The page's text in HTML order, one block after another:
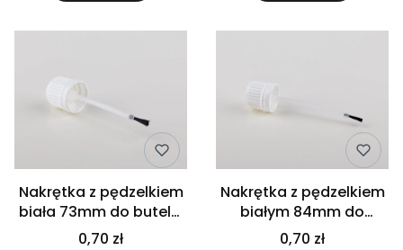
Nakrętka z pędzelkiem
biała 73mm do butelki
30ml
0,70 zł
Nakrętka z pędzelkiem
białym 84mm do
butelki 50ml
0,70 zł